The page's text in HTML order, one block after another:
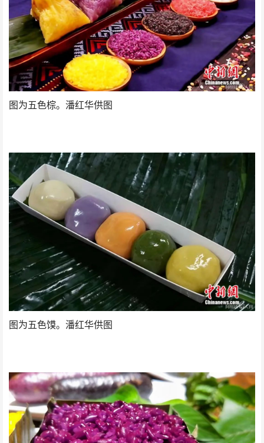
图为五色棕。潘红华供图
图为五色馍。潘红华供图